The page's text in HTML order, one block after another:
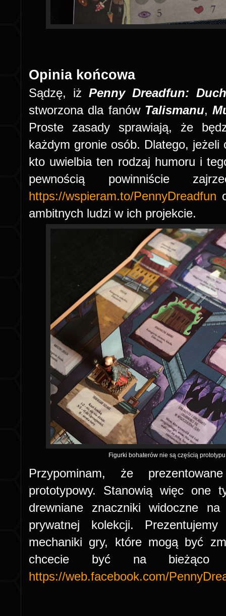
Opinia końcowa
Sądzę, iżPenny Dreadfun:
stworzona dla fanów Talismanu,
Proste zasady sprawiają, że
każdym gronie osób. Dlatego,
kto uwielbia ten rodzaj humoru i
pewnością powinniście
https://wspieram.to/PennyDreadfun
ambitnych ludzi w ich projekcie.
Figurki bohaterów nie są częścią
Przypominam, że
prototypowy. Stanowią więc one
drewniane znaczniki widoczne
prywatnej kolekcji.
mechaniki gry, które mogą być
chcecie być na bieżąco
https://web.facebook.com/